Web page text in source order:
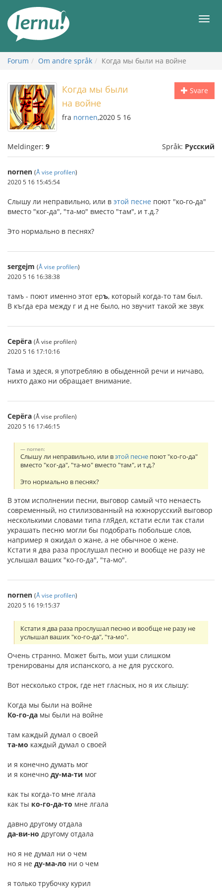
innholdet
Meny
Forum Om andre språk Когда мы были на войне
Svare
Когда мы были
на войне
fra nornen,2020 5 16
Meldinger: 9 Språk: Русский
nornen (Å vise profilen)
2020 5 16 15:45:54
Слышу ли неправильно, или в этой песне поют "ко-го-да"
вместо "ког-да", "та-мо" вместо "там", и т.д.?
Это нормально в песнях?
sergejm (Å vise profilen)
2020 5 16 16:38:38
тамъ - поют именно этот еръ, который когда-то там был.
В къгда ера между г и д не было, но звучит такой же звук
Серёга (Å vise profilen)
2020 5 16 17:10:16
Тама и здеся, я употребляю в обыденной речи и ничаво,
нихто дажо ни обращает внимание.
Серёга (Å vise profilen)
2020 5 16 17:46:15
nornen:
Слышу ли неправильно, или вэтой песне поют "ко-го-да"
вместо "ког-да", "та-мо" вместо "там", и т.д.?
Это нормально в песнях?
В этом исполнении песни, выговор самый что ненаесть
современный, но стилизованный на южнорусский выговор
несколькими словами типа глЯдел, кстати если так стали
украшать песню могли бы подобрать побольше слов,
например я ожидал о жане, а не обычное о жене.
Кстати я два раза прослушал песню и вообще не разу не
услышал ваших "ко-го-да", "та-мо".
nornen (Å vise profilen)
2020 5 16 19:15:37
Кстати я два раза прослушал песню и вообще не разу не
услышал ваших "ко-го-да", "та-мо".
Очень странно. Может быть, мои уши слишком
тренированы для испанского, а не для русского.
Вот несколько строк, где нет гласных, но я их слышу:
Когда мы были на войне
Ко-го-да мы были на войне
там каждый думал о своей
та-мо каждый думал о своей
и я конечно думать мог
и я конечно ду-ма-ти мог
как ты когда-то мне лгала
как ты ко-го-да-то мне лгала
давно другому отдала
да-ви-но другому отдала
но я не думал ни о чем
но я не ду-ма-ло ни о чем
я только трубочку курил